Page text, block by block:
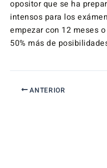
opositor que se ha
intensos para los
empezar con 12 meses
50% más de
ANTERIOR